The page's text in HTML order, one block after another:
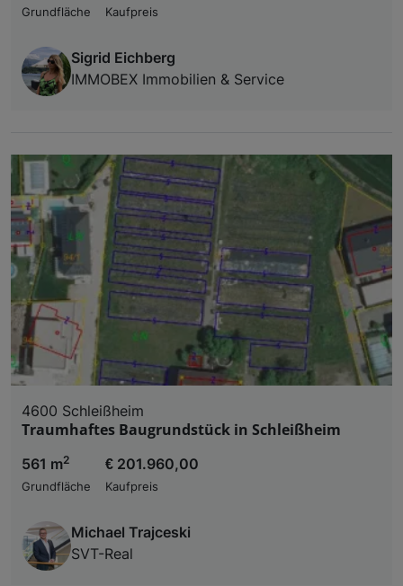
Grundfläche
Kaufpreis
Sigrid Eichberg
IMMOBEX Immobilien & Service
4600 Schleißheim
Traumhaftes Baugrundstück in Schleißheim
561 m2
Grundfläche
€ 201.960,00
Kaufpreis
Michael Trajceski
SVT-Real